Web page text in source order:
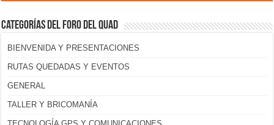
Categorías del foro del Quad
BIENVENIDA Y PRESENTACIONES
RUTAS QUEDADAS Y EVENTOS
GENERAL
TALLER Y BRICOMANÍA